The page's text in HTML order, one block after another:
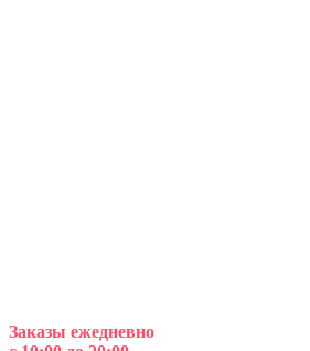
Заказы ежедневно